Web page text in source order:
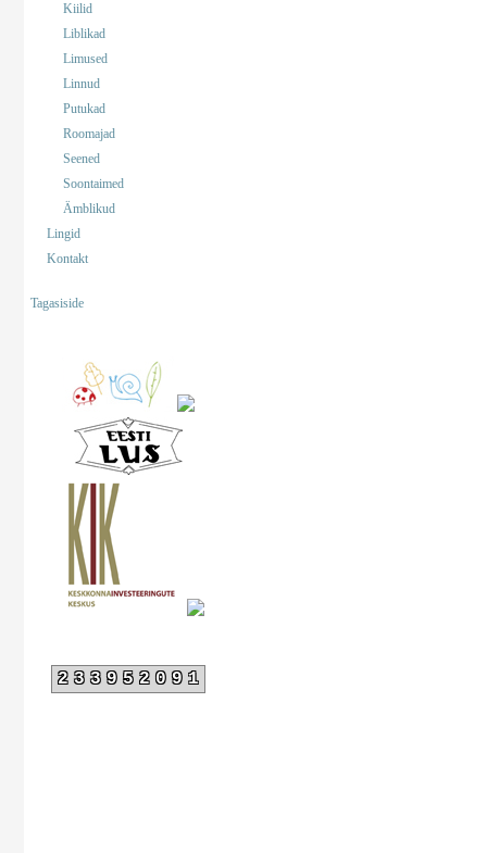
Kiilid
Liblikad
Limused
Linnud
Putukad
Roomajad
Seened
Soontaimed
Ämblikud
Lingid
Kontakt
Tagasiside
233952091